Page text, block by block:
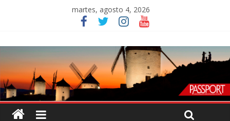
martes, agosto 4, 2026